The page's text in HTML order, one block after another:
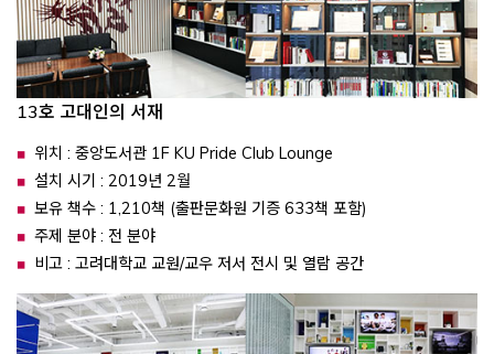
13호 고대인의 서재
위치 : 중앙도서관 1F KU Pride Club Lounge
설치 시기 : 2019년 2월
보유 책수 : 1,210책 (출판문화원 기증 633책 포함)
주제 분야 : 전 분야
비고 : 고려대학교 교원/교우 저서 전시 및 열람 공간